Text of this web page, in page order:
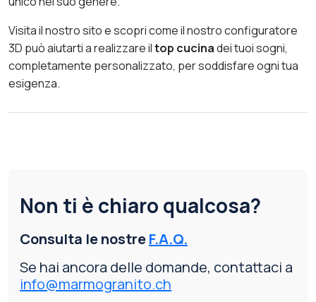
Visita il nostro sito e scopri come il nostro configuratore
3D può aiutarti a realizzare iltop cucinadei tuoi sogni,
completamente personalizzato, per soddisfare ogni tua
esigenza.
Non ti è chiaro qualcosa?
Consulta le nostreF.A.Q.
Se hai ancora delle domande, contattaci a
info@marmogranito.ch